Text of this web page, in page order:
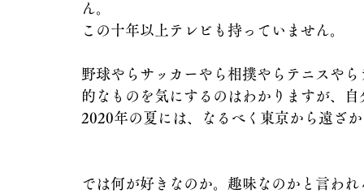
ん。
この十年以上テレビも持っていません。
野球やらサッカーやら相撲やらテニスや
的なものを気にするのはわかりますが、
2020年の夏には、なるべく東京から遠ざ
では何が好きなのか。趣味なのかと言われ